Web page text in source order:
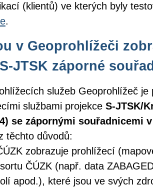
(klientů) ve kterých byly
.
v Geoprohlížeči
JTSK záporné
služeb Geoprohlížeč je
službami projekce S-JTSK/
se zápornými souřadnicemi
těchto důvodů:
zobrazuje prohlížecí
ČÚZK (např. data
apod.), které jsou ve svých